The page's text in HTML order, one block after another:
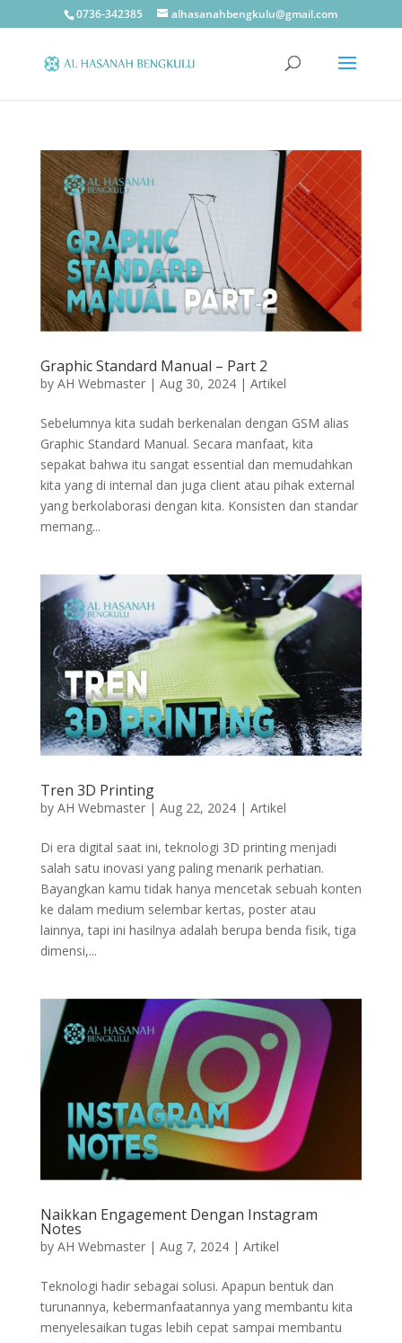
0736-342385 alhasanahbengkulu@gmail.com
Graphic Standard Manual – Part 2
by AH Webmaster| Aug 30, 2024| Artikel
Sebelumnya kita sudah berkenalan dengan GSM alias
Graphic Standard Manual. Secara manfaat, kita
sepakat bahwa itu sangat essential dan memudahkan
kita yang di internal dan juga client atau pihak external
yang berkolaborasi dengan kita. Konsisten dan standar
memang...
Tren 3D Printing
by AH Webmaster| Aug 22, 2024| Artikel
Di era digital saat ini, teknologi 3D printing menjadi
salah satu inovasi yang paling menarik perhatian.
Bayangkan kamu tidak hanya mencetak sebuah konten
ke dalam medium selembar kertas, poster atau
lainnya, tapi ini hasilnya adalah berupa benda fisik, tiga
dimensi,...
Naikkan Engagement Dengan Instagram
Notes
by AH Webmaster| Aug 7, 2024| Artikel
Teknologi hadir sebagai solusi. Apapun bentuk dan
turunannya, kebermanfaatannya yang membantu kita
menyelesaikan tugas lebih cepat sampai membantu